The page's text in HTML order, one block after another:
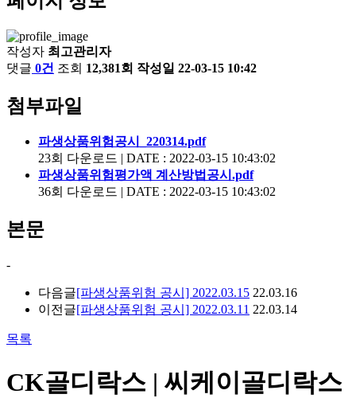
작성자 최고관리자
댓글 0건 조회 12,381회 작성일 22-03-15 10:42
첨부파일
파생상품위험공시_220314.pdf
23회 다운로드 | DATE : 2022-03-15 10:43:02
파생상품위험평가액 계산방법공시.pdf
36회 다운로드 | DATE : 2022-03-15 10:43:02
본문
-
다음글[파생상품위험 공시] 2022.03.15 22.03.16
이전글[파생상품위험 공시] 2022.03.11 22.03.14
목록
CK골디락스 | 씨케이골디락스